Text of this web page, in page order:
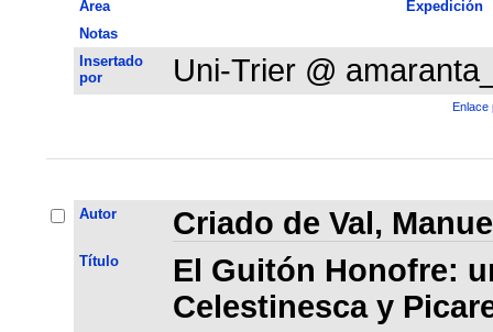
Área
Expedición
Notas
Insertado
por
Uni-Trier @
Enlace
Autor Criado de Val,
Título
El Guitón Honofre:
Celestinesca y